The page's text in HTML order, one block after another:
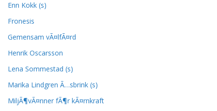
Enn Kokk (s)
Fronesis
Gemensam vÃ¤lfÃ¤rd
Henrik Oscarsson
Lena Sommestad (s)
Marika Lindgren Ã…sbrink (s)
MiljÃ¶vÃ¤nner fÃ¶r kÃ¤rnkraft